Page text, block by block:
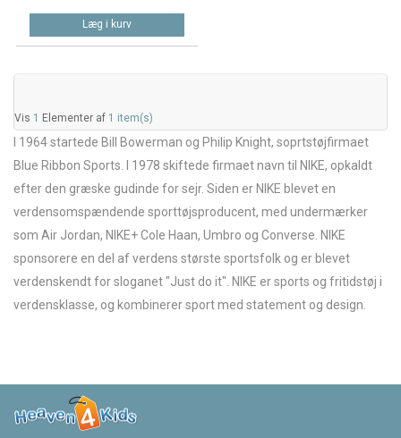
Læg i kurv
Vis 1 Elementer af 1 item(s)
I 1964 startede Bill Bowerman og Philip Knight, soprtstøjfirmaet
Blue Ribbon Sports. I 1978 skiftede firmaet navn til NIKE, opkaldt
efter den græske gudinde for sejr. Siden er NIKE blevet en
verdensomspændende sporttøjsproducent, med undermærker
som Air Jordan, NIKE+ Cole Haan, Umbro og Converse. NIKE
sponsorere en del af verdens største sportsfolk og er blevet
verdenskendt for sloganet "Just do it". NIKE er sports og fritidstøj i
verdensklasse, og kombinerer sport med statement og design.